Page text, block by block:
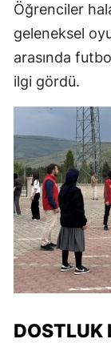
Öğrenciler
geleneksel
arasında
ilgi gördü.
DOSTLUK